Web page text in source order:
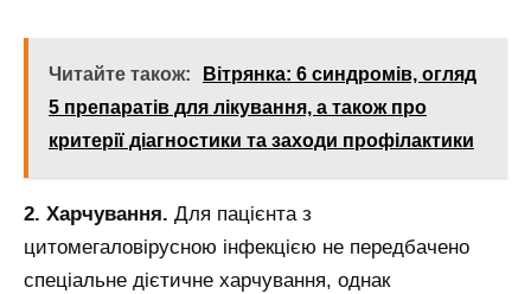
Читайте також:
Вітрянка: 6 синдромів, огляд
5 препаратів для лікування, а також про
критерії діагностики та заходи профілактики
2. Харчування. Для пацієнта з
цитомегаловірусною інфекцією не передбачено
спеціальне дієтичне харчування, однак